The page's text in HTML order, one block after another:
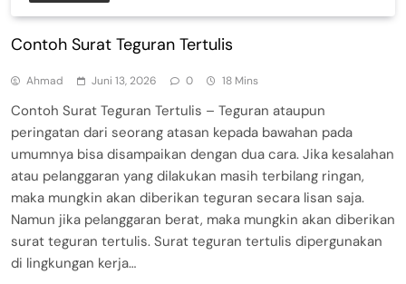
Contoh Surat Teguran Tertulis
Ahmad Juni 13, 2026 0 18 Mins
Contoh Surat Teguran Tertulis – Teguran ataupun
peringatan dari seorang atasan kepada bawahan pada
umumnya bisa disampaikan dengan dua cara. Jika kesalahan
atau pelanggaran yang dilakukan masih terbilang ringan,
maka mungkin akan diberikan teguran secara lisan saja.
Namun jika pelanggaran berat, maka mungkin akan diberikan
surat teguran tertulis. Surat teguran tertulis dipergunakan
di lingkungan kerja…